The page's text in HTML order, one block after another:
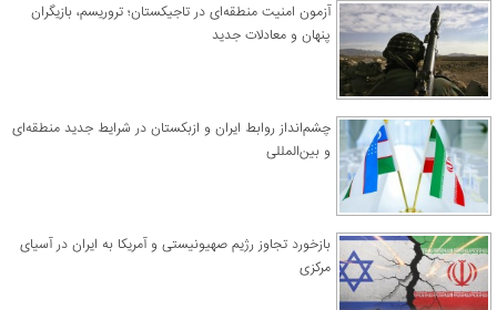
آزمون امنیت منطقه‌ای در تاجیکستان؛ تروریسم، بازیگران
پنهان و معادلات جدید
چشم‌انداز روابط ایران و ازبکستان در شرایط جدید منطقه‌ای
و بین‌المللی
​بازخورد تجاوز رژیم صهیونیستی و آمریکا به ایران در آسیای
مرکزی